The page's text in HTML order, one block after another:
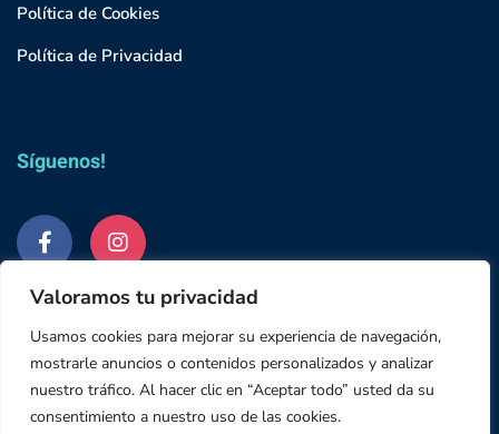
Valoramos tu privacidad
Usamos cookies para mejorar su experiencia de navegación,
mostrarle anuncios o contenidos personalizados y analizar
nuestro tráfico. Al hacer clic en “Aceptar todo” usted da su
consentimiento a nuestro uso de las cookies.
Política de Cookies
Política de Privacidad
Síguenos!
© 2023 Grupo Studium